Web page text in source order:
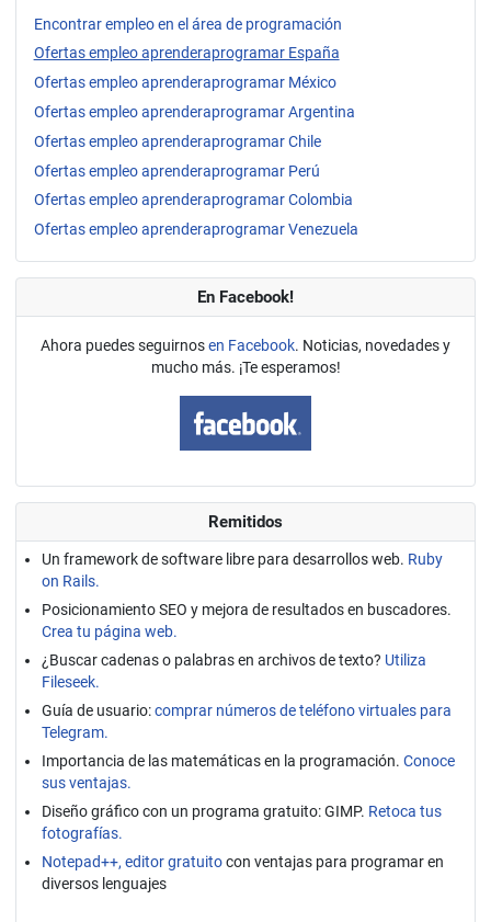
Encontrar empleo en el área de programación
Ofertas empleo aprenderaprogramar España
Ofertas empleo aprenderaprogramar México
Ofertas empleo aprenderaprogramar Argentina
Ofertas empleo aprenderaprogramar Chile
Ofertas empleo aprenderaprogramar Perú
Ofertas empleo aprenderaprogramar Colombia
Ofertas empleo aprenderaprogramar Venezuela
En Facebook!
Ahora puedes seguirnosen Facebook. Noticias, novedades y
mucho más. ¡Te esperamos!
Remitidos
Un framework de software libre para desarrollos web. Ruby
on Rails.
Posicionamiento SEO y mejora de resultados en buscadores.
Crea tu página web.
¿Buscar cadenas o palabras en archivos de texto? Utiliza
Fileseek.
Guía de usuario:comprar números de teléfono virtuales para
Telegram.
Importancia de las matemáticas en la programación. Conoce
sus ventajas.
Diseño gráfico con un programa gratuito: GIMP. Retoca tus
fotografías.
Notepad++, editor gratuitocon ventajas para programar en
diversos lenguajes